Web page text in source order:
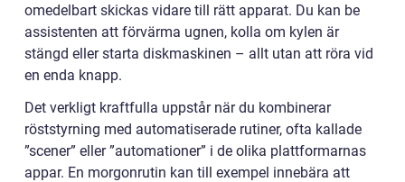
omedelbart skickas vidare till rätt apparat. Du kan be
assistenten att förvärma ugnen, kolla om kylen är
stängd eller starta diskmaskinen – allt utan att röra vid
en enda knapp.
Det verkligt kraftfulla uppstår när du kombinerar
röststyrning med automatiserade rutiner, ofta kallade
”scener” eller ”automationer” i de olika plattformarnas
appar. En morgonrutin kan till exempel innebära att